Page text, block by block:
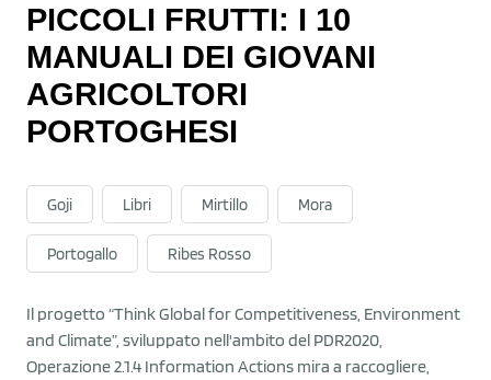
PICCOLI FRUTTI: I 10
MANUALI DEI GIOVANI
AGRICOLTORI
PORTOGHESI
Goji Libri Mirtillo Mora
Portogallo Ribes Rosso
Il progetto “Think Global for Competitiveness, Environment
and Climate”, sviluppato nell'ambito del PDR2020,
Operazione 2.1.4 Information Actions mira a raccogliere,